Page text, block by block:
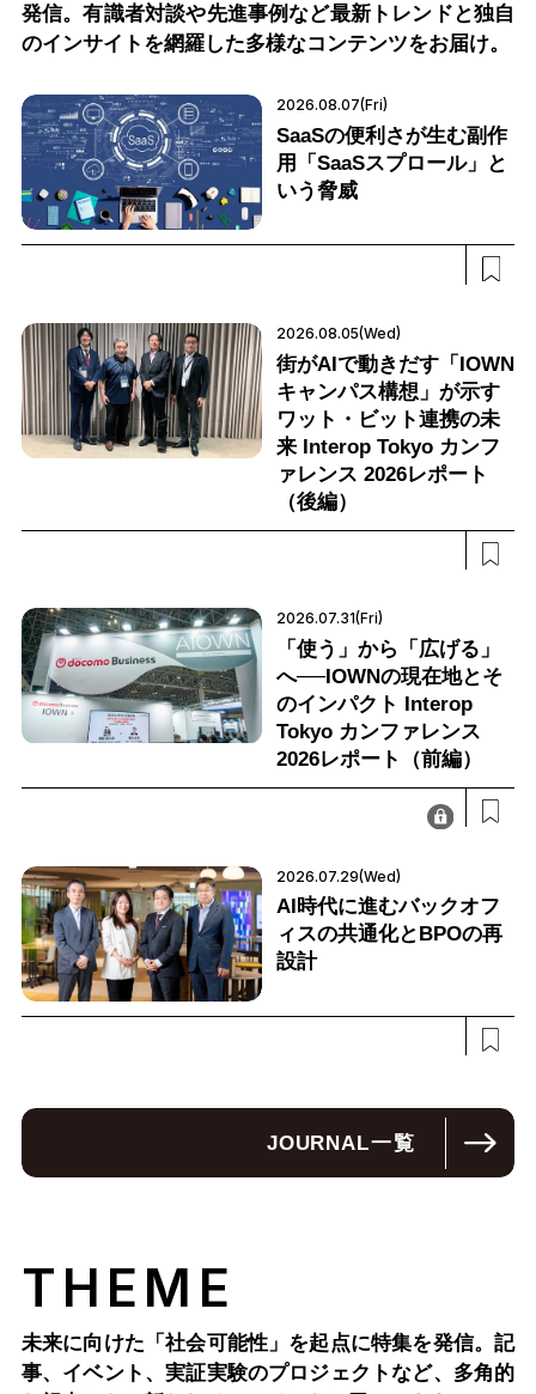
発信。有識者対談や先進事例など最新トレンドと独自
のインサイトを網羅した多様なコンテンツをお届け。
2026.08.07(Fri)
SaaSの便利さが生む副作
用「SaaSスプロール」と
いう脅威
2026.08.05(Wed)
街がAIで動きだす「IOWN
キャンパス構想」が示す
ワット・ビット連携の未
来 Interop Tokyo カンフ
ァレンス 2026レポート
（後編）
2026.07.31(Fri)
「使う」から「広げる」
へ──IOWNの現在地とそ
のインパクト Interop
Tokyo カンファレンス
2026レポート（前編）
2026.07.29(Wed)
AI時代に進むバックオフ
ィスの共通化とBPOの再
設計
JOURNAL一覧
THEME
未来に向けた「社会可能性」を起点に特集を発信。記
事、イベント、実証実験のプロジェクトなど、多角的